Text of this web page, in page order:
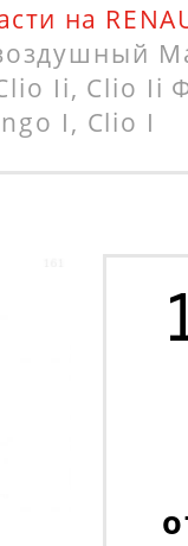
на
Ii, Clio Ii
I, Clio I